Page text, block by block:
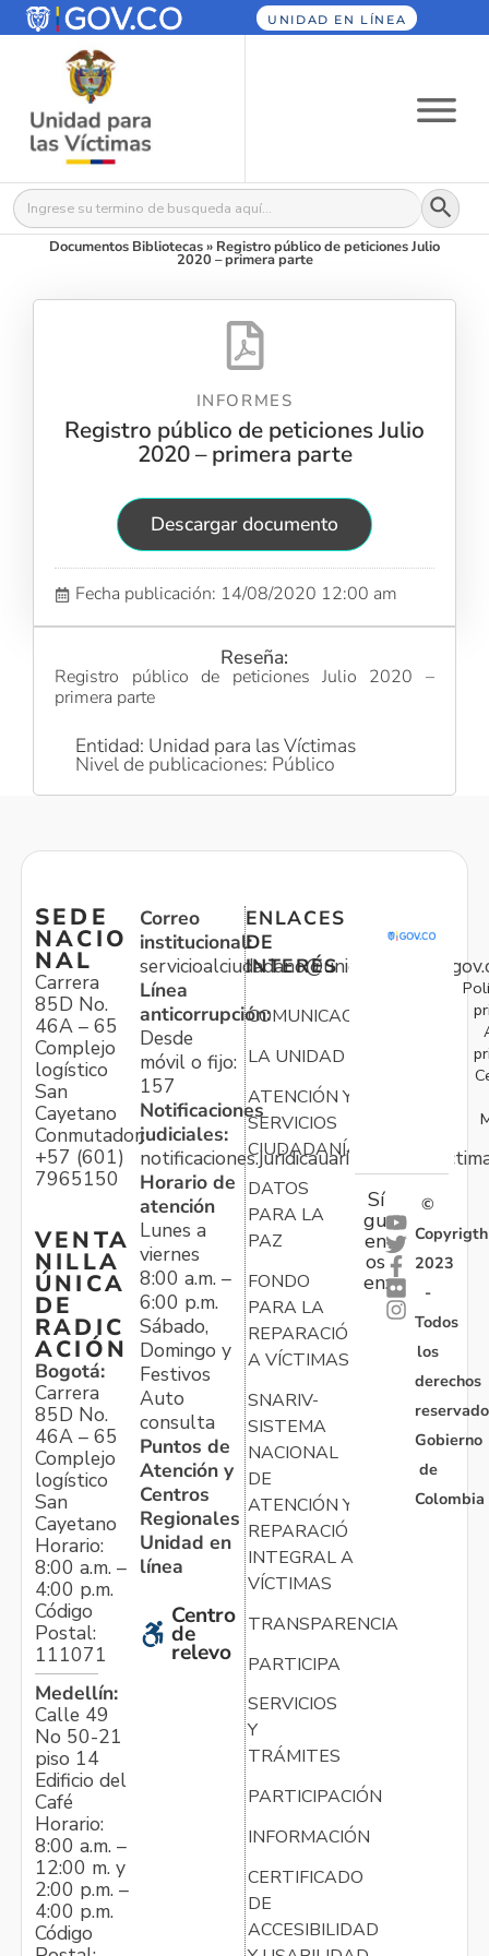
UNIDAD EN LÍNEA
Buscar: Botón
Documentos Bibliotecas» Registro público de peticiones Julio
2020 – primera parte
INFORMES
Registro público de peticiones Julio
2020 – primera parte
Descargar documento
Fecha publicación: 14/08/2020 12:00 am
Reseña:
Registro público de peticiones Julio 2020 –
primera parte
Entidad: Unidad para las Víctimas
Nivel de publicaciones: Público
SEDE
NACIO
NAL
Carrera
85D No.
46A – 65
Complejo
logístico
San
Cayetano
Conmutador:
+57 (601)
7965150
VENTA
NILLA
ÚNICA
DE
RADIC
ACIÓN
Bogotá:
Carrera
85D No.
46A – 65
Complejo
logístico
San
Cayetano
Horario:
8:00 a.m. –
4:00 p.m.
Código
Postal:
111071
Medellín:
Calle 49
No 50-21
piso 14
Edificio del
Café
Horario:
8:00 a.m. –
12:00 m. y
2:00 p.m. –
4:00 p.m.
Código
Correo
institucional:
Línea
anticorrupción:
Desde
móvil o fijo:
157
Notificaciones
judiciales:
Horario de
atención
Lunes a
viernes
8:00 a.m. –
6:00 p.m.
Sábado,
Domingo y
Festivos
Auto
consulta
Puntos de
Atención y
Centros
Regionales
Unidad en
línea
Centro
de
relevo
ENLACES
DE
INTERÉS
COMUNICACIONES
LA UNIDAD
ATENCIÓN Y
SERVICIOS
CIUDADANÍA
DATOS
PARA LA
PAZ
FONDO
PARA LA
REPARACIÓN
A VÍCTIMAS
SNARIV-
SISTEMA
NACIONAL
DE
ATENCIÓN Y
REPARACIÓN
INTEGRAL A
VÍCTIMAS
TRANSPARENCIA
PARTICIPA
SERVICIOS
Y
TRÁMITES
PARTICIPACIÓN
INFORMACIÓN
CERTIFICADO
DE
ACCESIBILIDAD
Sí
gu
en
os
en:
©
Copyrigth
2023
-
Todos
los
derechos
Gobierno
de
Colombia